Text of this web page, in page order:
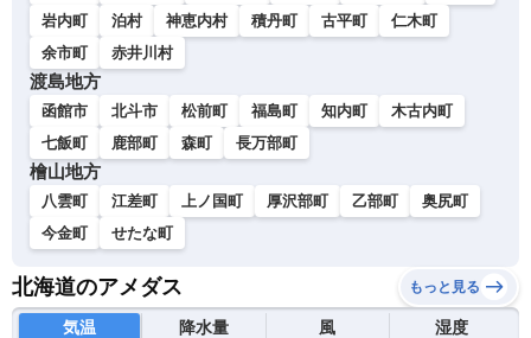
岩内町
泊村 神恵内村 積丹町 古平町
仁木町
余市町
赤井川村
渡島地方
函館市 北斗市 松前町 福島町 知内町
木古内町
七飯町
鹿部町 森町 長万部町
檜山地方
八雲町 江差町 上ノ国町 厚沢部町 乙部町
奥尻町
今金町
せたな町
北海道のアメダス もっと見る
気温 降水量 風 湿度